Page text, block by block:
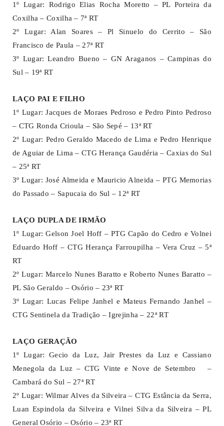
1º Lugar: Rodrigo Elias Rocha Moretto – PL Porteira da
Coxilha – Coxilha – 7ª RT
2º Lugar: Alan Soares – Pl Sinuelo do Cerrito – São
Francisco de Paula – 27ª RT
3º Lugar: Leandro Bueno – GN Araganos – Campinas do
Sul – 19ª RT
LAÇO PAI E FILHO
1º Lugar: Jacques de Moraes Pedroso e Pedro Pinto Pedroso
– CTG Ronda Crioula – São Sepé – 13ª RT
2º Lugar: Pedro Geraldo Macedo de Lima e Pedro Henrique
de Aguiar de Lima – CTG Herança Gaudéria – Caxias do Sul
– 25ª RT
3º Lugar: José Almeida e Mauricio Alneida – PTG Memorias
do Passado – Sapucaia do Sul – 12ª RT
LAÇO DUPLA DE IRMÃO
1º Lugar: Gelson Joel Hoff – PTG Capão do Cedro e Volnei
Eduardo Hoff – CTG Herança Farroupilha – Vera Cruz – 5ª
RT
2º Lugar: Marcelo Nunes Baratto e Roberto Nunes Baratto –
PL São Geraldo – Osório – 23ª RT
3º Lugar: Lucas Felipe Janhel e Mateus Fernando Janhel –
CTG Sentinela da Tradição – Igrejinha – 22ª RT
LAÇO GERAÇÃO
1º Lugar: Gecio da Luz, Jair Prestes da Luz e Cassiano
Menegola da Luz – CTG Vinte e Nove de Setembro –
Cambará do Sul – 27ª RT
2º Lugar: Wilmar Alves da Silveira – CTG Estância da Serra,
Luan Espindola da Silveira e Vilnei Silva da Silveira – PL
General Osório – Osório – 23ª RT